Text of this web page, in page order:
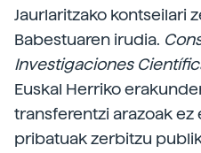
Jaurlaritzako kontseilari
Babestuaren irudia.
Investigaciones
Euskal Herriko
transferentzi arazoak
pribatuak zerbitzu